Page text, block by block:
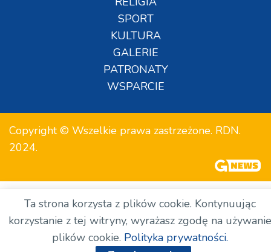
SPORT
KULTURA
GALERIE
PATRONATY
WSPARCIE
Copyright © Wszelkie prawa zastrzeżone. RDN.
2024.
Ta strona korzysta z plików cookie. Kontynuując
korzystanie z tej witryny, wyrażasz zgodę na używanie
plików cookie. Polityka prywatności.